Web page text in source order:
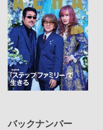
バックナンバー